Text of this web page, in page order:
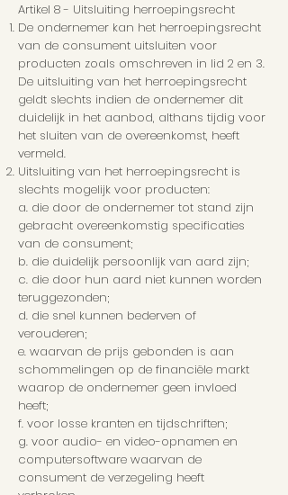
Artikel 8 - Uitsluiting herroepingsrecht
De ondernemer kan het herroepingsrecht
van de consument uitsluiten voor
producten zoals omschreven in lid 2 en 3.
De uitsluiting van het herroepingsrecht
geldt slechts indien de ondernemer dit
duidelijk in het aanbod, althans tijdig voor
het sluiten van de overeenkomst, heeft
vermeld.
Uitsluiting van het herroepingsrecht is
slechts mogelijk voor producten:
a. die door de ondernemer tot stand zijn
gebracht overeenkomstig specificaties
van de consument;
b. die duidelijk persoonlijk van aard zijn;
c. die door hun aard niet kunnen worden
teruggezonden;
d. die snel kunnen bederven of
verouderen;
e. waarvan de prijs gebonden is aan
schommelingen op de financiële markt
waarop de ondernemer geen invloed
heeft;
f. voor losse kranten en tijdschriften;
g. voor audio- en video-opnamen en
computersoftware waarvan de
consument de verzegeling heeft